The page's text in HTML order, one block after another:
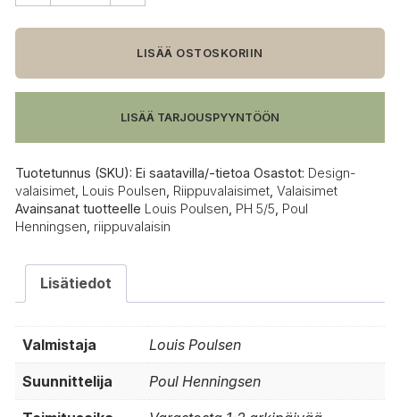
PH
riippuvalaisin
määrä
LISÄÄ OSTOSKORIIN
LISÄÄ TARJOUSPYYNTÖÖN
Tuotetunnus (SKU): Ei saatavilla/-tietoa Osastot: Design-
valaisimet Louis Poulsen Riippuvalaisimet Valaisimet
Avainsanat tuotteelle Louis Poulsen PH 5/5 Poul
Henningsen riippuvalaisin
Lisätiedot
Valmistaja Louis Poulsen
Suunnittelija Poul Henningsen